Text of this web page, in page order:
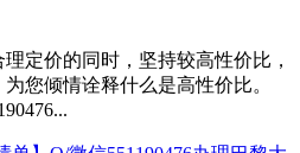
定价的同时，坚持较高性价比，
您倾情诠释什么是高性价比。